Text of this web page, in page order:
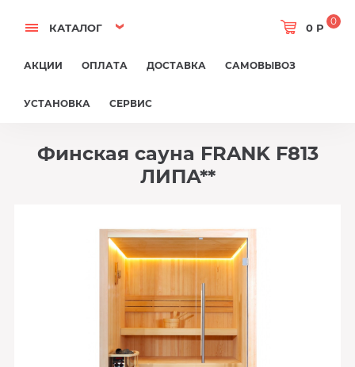
КАТАЛОГ 0 Р
0
АКЦИИ ОПЛАТА ДОСТАВКА САМОВЫВОЗ
УСТАНОВКА СЕРВИС
Финская сауна FRANK F813
ЛИПА**